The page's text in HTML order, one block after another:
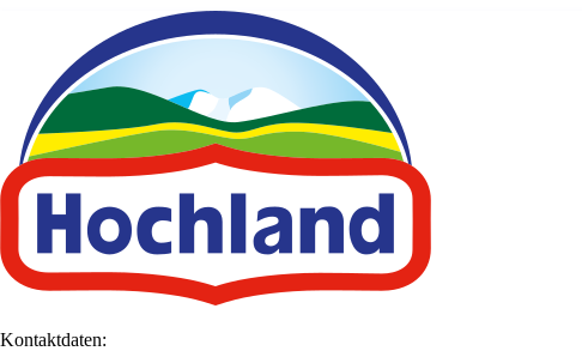
Kontaktdaten: